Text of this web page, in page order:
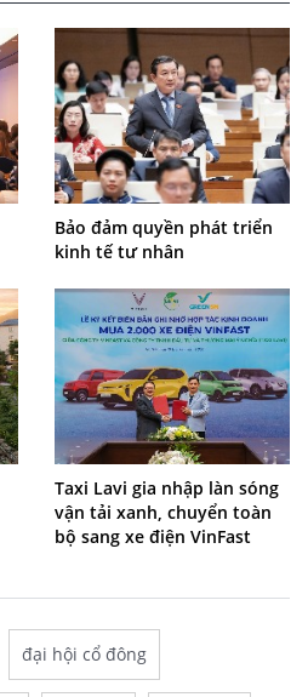
Bảo đảm quyền phát triển
kinh tế tư nhân
Taxi Lavi gia nhập làn sóng
vận tải xanh, chuyển toàn
bộ sang xe điện VinFast
đại hội cổ đông